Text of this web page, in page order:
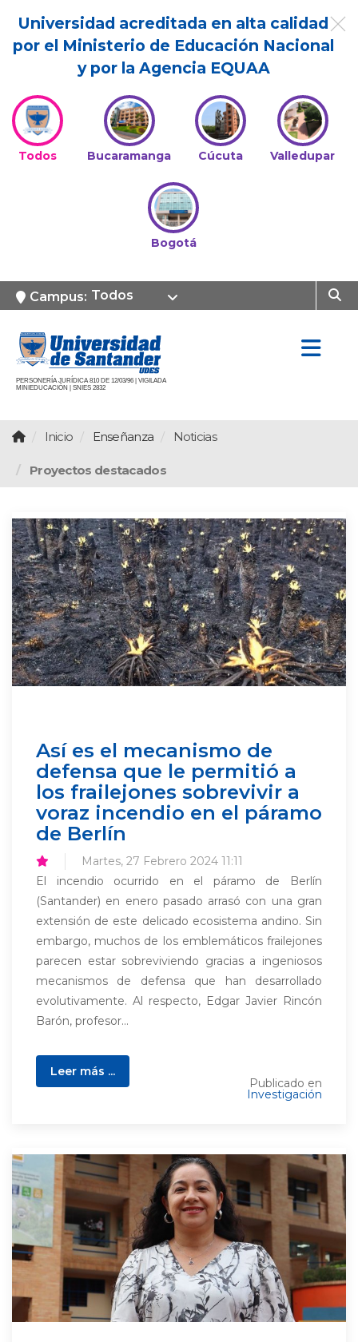
Universidad acreditada en alta calidad
por el Ministerio de Educación Nacional
y por la Agencia EQUAA
Todos Bucaramanga Cúcuta Valledupar
Bogotá
Campus: Todos
PERSONERÍA JURÍDICA 810 DE 12/03/96 | VIGILADA
MINIEDUCACIÓN | SNIES 2832
Inicio Enseñanza Noticias
Proyectos destacados
Así es el mecanismo de
defensa que le permitió a
los frailejones sobrevivir a
voraz incendio en el páramo
de Berlín
Martes, 27 Febrero 2024 11:11
El incendio ocurrido en el páramo de Berlín
(Santander) en enero pasado arrasó con una gran
extensión de este delicado ecosistema andino. Sin
embargo, muchos de los emblemáticos frailejones
parecen estar sobreviviendo gracias a ingeniosos
mecanismos de defensa que han desarrollado
evolutivamente. Al respecto, Edgar Javier Rincón
Barón, profesor...
Leer más ...
Publicado en
Investigación